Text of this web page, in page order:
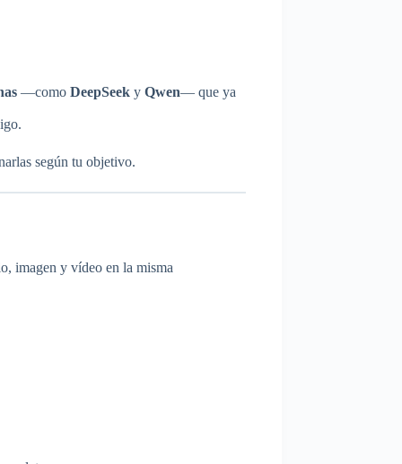
—como DeepSeek y Qwen— que ya
según tu objetivo.
imagen y vídeo en la misma